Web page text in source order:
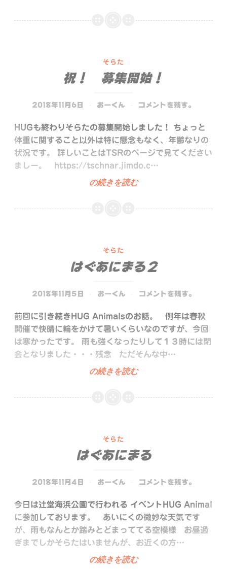
す
そらた
祝！ 募集開始！
2018年11月6日 おーくん コメントを残す。
HUGも終わりそらたの募集開始しました！ ちょっと
体重に関すること以外は特に懸念もなく、年齢なりの
状況です。 詳しいことはTSRのページで見てください
ましー。 https://tschnar.jimdo.c…
祝！
集
の続きを読む
そらた
はぐあにまる２
2018年11月5日 おーくん コメントを残す。
前回に引き続きHUG Animalsのお話。 例年は春秋
開催で快晴に輪をかけて暑いくらいなのですが、今回
は寒かったです。 雨も強くなったりして１３時には閉
会となりました・・・残念 ただそんな中…
は
あ
の続きを読む
そらた
はぐあにまる
2018年11月4日 おーくん コメントを残す。
今日は辻堂海浜公園で行われる イベントHUG Animal
に参加しております。 あいにくの微妙な天気です
が、雨もなんとか踏みとどまっててる空模様 お昼過
ぎまでしかそらたはいませんが、お近くの方…
は
の続きを読む